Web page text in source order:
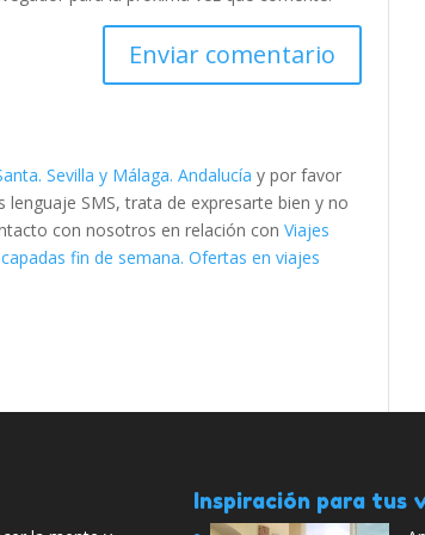
Sevilla y Málaga. Andalucía y por favor
SMS, trata de expresarte bien y no
con nosotros en relación conViajes
fin de semana. Ofertas en viajes
Inspiración para tus